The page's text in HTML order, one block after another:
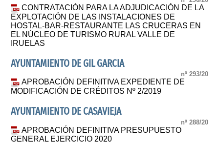
CONTRATACIÓN PARA LA ADJUDICACIÓN DE LA
EXPLOTACIÓN DE LAS INSTALACIONES DE
HOSTAL-BAR-RESTAURANTE LAS CRUCERAS EN
EL NÚCLEO DE TURISMO RURAL VALLE DE
IRUELAS
AYUNTAMIENTO DE GIL GARCIA
nº 293/20
APROBACIÓN DEFINITIVA EXPEDIENTE DE
MODIFICACIÓN DE CRÉDITOS Nº 2/2019
AYUNTAMIENTO DE CASAVIEJA
nº 288/20
APROBACIÓN DEFINITIVA PRESUPUESTO
GENERAL EJERCICIO 2020